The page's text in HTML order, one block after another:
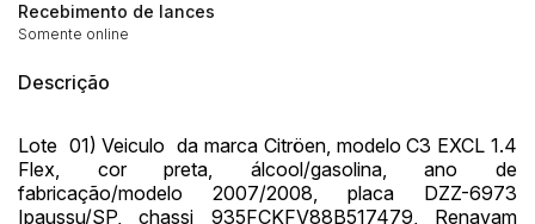
Recebimento de lances
Somente online
Descrição
Lote 01) Veiculo da marca Citröen, modelo C3 EXCL 1.4
Flex, cor preta, álcool/gasolina, ano de
fabricação/modelo 2007/2008, placa DZZ-6973
Ipaussu/SP, chassi 935FCKFV88B517479, Renavam